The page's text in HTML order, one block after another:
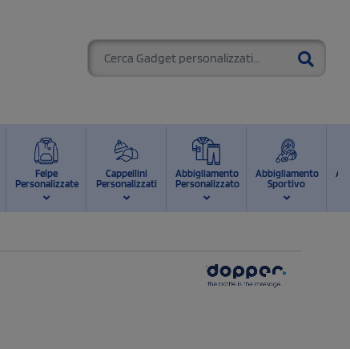
Felpe
Personalizzate
Cappellini
Personalizzati
Abbigliamento
Personalizzato
Abbigliamento
Sportivo